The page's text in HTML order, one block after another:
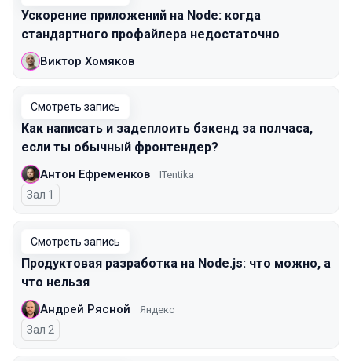
Ускорение приложений на Node: когда
стандартного профайлера недостаточно
Виктор Хомяков
Смотреть запись
Как написать и задеплоить бэкенд за полчаса,
если ты обычный фронтендер?
Антон Ефременков ITentika
Зал 1
Смотреть запись
Продуктовая разработка на Node.js: что можно, а
что нельзя
Андрей Рясной Яндекс
Зал 2